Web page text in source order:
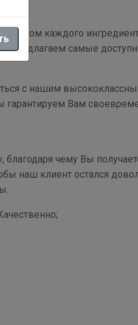
каждого
предлагаем самые
с нашим
гарантируем Вам
чему Вы
наш клиент остался